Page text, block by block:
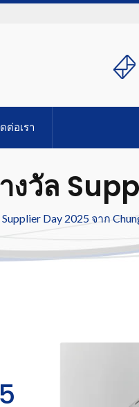
ต่อเรา
วัล
Tech
Day 2025 จาก